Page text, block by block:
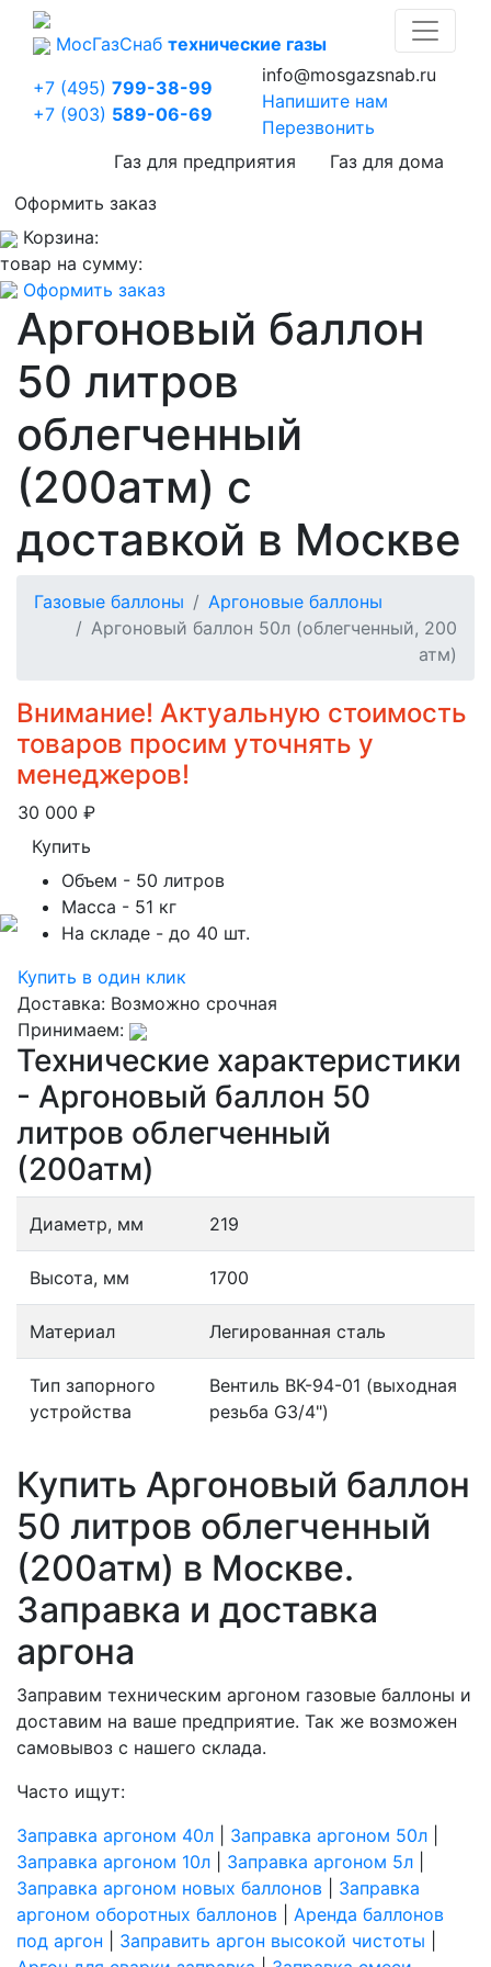
МосГазСнаб технические газы
+7 (495) 799-38-99
+7 (903) 589-06-69
info@mosgazsnab.ru
Напишите нам
Перезвонить
Газ для предприятия
Газ для дома
Оформить заказ
Корзина:
товар на сумму:
Оформить заказ
Аргоновый баллон
50 литров
облегченный
(200атм) с
доставкой в Москве
Газовые баллоны
Аргоновые баллоны
Аргоновый баллон 50л (облегченный, 200
атм)
Внимание! Актуальную стоимость
товаров просим уточнять у
менеджеров!
30 000 ₽
Купить
Объем - 50 литров
Масса - 51 кг
На складе - до 40 шт.
Купить в один клик
Доставка: Возможно срочная
Принимаем:
Технические характеристики
- Аргоновый баллон 50
литров облегченный
(200атм)
Диаметр, мм 219
Высота, мм 1700
Материал Легированная сталь
Тип запорного
устройства
Вентиль ВК-94-01 (выходная
резьба G3/4")
Купить Аргоновый баллон
50 литров облегченный
(200атм) в Москве.
Заправка и доставка
аргона
Заправим техническим аргоном газовые баллоны и
доставим на ваше предприятие. Так же возможен
самовывоз с нашего склада.
Часто ищут:
Заправка аргоном 40л
Заправка аргоном 50л
Заправка аргоном 10л
Заправка аргоном 5л
Заправка аргоном новых баллонов
Заправка
аргоном оборотных баллонов
Аренда баллонов
под аргон
Заправить аргон высокой чистоты